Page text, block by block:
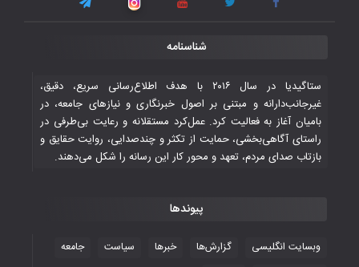
تاریخی ایران
جوانان فوتسالیست کشور با گلباران تایلند به
فینال رفتند
۲۸ October ۲۰۲۵
با شکست چین، فوتسال‌بازان جوان
۲۶ October ۲۰۲۵
شناسنامه
ستاگیدیا در سال ۲۰۱۶ با هدف اطلاع‌رسانی سریع، دقیق،
غیرجانب‌دارانه و مبتنی بر اصول خبرنگاری و نیازهای جامعه، در
بامیان آغاز به فعالیت کرد. عمل‌کرد مستقلانه و رعایت بی‌طرفی در
راستای آگاهی‌بخشی، حمایت از تکثر و چندصدایی، روایت حقایق و
بازتاب صدای مردم، تعهد و محور کار این رسانه را شکل می‌دهند.
پیوندها
وبسایت انگلیسی گزارش‌ها خبرها سیاست
جامعه